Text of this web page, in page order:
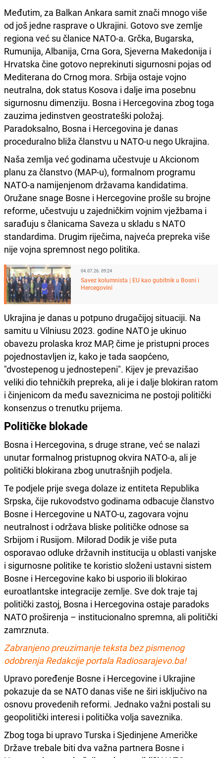
Međutim, za Balkan Ankara samit znači mnogo više
od još jedne rasprave o Ukrajini. Gotovo sve zemlje
regiona već su članice NATO-a. Grčka, Bugarska,
Rumunija, Albanija, Crna Gora, Sjeverna Makedonija i
Hrvatska čine gotovo neprekinuti sigurnosni pojas od
Mediterana do Crnog mora. Srbija ostaje vojno
neutralna, dok status Kosova i dalje ima posebnu
sigurnosnu dimenziju. Bosna i Hercegovina zbog toga
zauzima jedinstven geostrateški položaj.
Paradoksalno, Bosna i Hercegovina je danas
proceduralno bliža članstvu u NATO-u nego Ukrajina.
Naša zemlja već godinama učestvuje u Akcionom
planu za članstvo (MAP-u), formalnom programu
NATO-a namijenjenom državama kandidatima.
Oružane snage Bosne i Hercegovine prošle su brojne
reforme, učestvuju u zajedničkim vojnim vježbama i
sarađuju s članicama Saveza u skladu s NATO
standardima. Drugim riječima, najveća prepreka više
nije vojna spremnost nego politika.
04.07.26. 09:24
Savez kolumnista | EU kao gubitnik u Bosni i
Hercegovini
Ukrajina je danas u potpuno drugačijoj situaciji. Na
samitu u Vilniusu 2023. godine NATO je ukinuo
obavezu prolaska kroz MAP, čime je pristupni proces
pojednostavljen iz, kako je tada saopćeno,
"dvostepenog u jednostepeni". Kijev je prevazišao
veliki dio tehničkih prepreka, ali je i dalje blokiran ratom
i činjenicom da među saveznicima ne postoji politički
konsenzus o trenutku prijema.
Političke blokade
Bosna i Hercegovina, s druge strane, već se nalazi
unutar formalnog pristupnog okvira NATO-a, ali je
politički blokirana zbog unutrašnjih podjela.
Te podjele prije svega dolaze iz entiteta Republika
Srpska, čije rukovodstvo godinama odbacuje članstvo
Bosne i Hercegovine u NATO-u, zagovara vojnu
neutralnost i održava bliske političke odnose sa
Srbijom i Rusijom. Milorad Dodik je više puta
osporavao odluke državnih institucija u oblasti vanjske
i sigurnosne politike te koristio složeni ustavni sistem
Bosne i Hercegovine kako bi usporio ili blokirao
euroatlantske integracije zemlje. Sve dok traje taj
politički zastoj, Bosna i Hercegovina ostaje paradoks
NATO proširenja – institucionalno spremna, ali politički
zamrznuta.
Zabranjeno preuzimanje teksta bez pismenog
odobrenja Redakcije portala Radiosarajevo.ba!
Upravo poređenje Bosne i Hercegovine i Ukrajine
pokazuje da se NATO danas više ne širi isključivo na
osnovu provedenih reformi. Jednako važni postali su
geopolitički interesi i politička volja saveznika.
Zbog toga bi upravo Turska i Sjedinjene Američke
Države trebale biti dva važna partnera Bosne i